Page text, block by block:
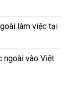
làm việc tại
ngoài vào Việt